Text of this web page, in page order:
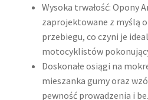
Wysoka trwałość: Opony
zaprojektowane z myślą
przebiegu, co czyni je
motocyklistów
Doskonałe osiągi na
mieszanka gumy oraz
pewność prowadzenia i